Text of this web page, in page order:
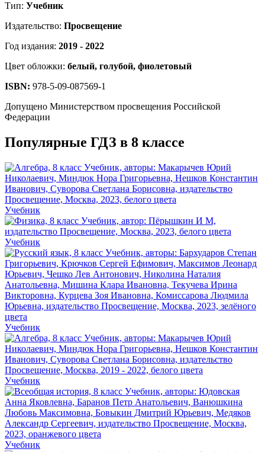
Тип: Учебник
Издательство: Просвещение
Год издания: 2019 - 2022
Цвет обложки: белый, голубой, фиолетовый
ISBN: 978-5-09-087569-1
Допущено Министерством просвещения Российской
Федерации
Популярные ГДЗ в 8 классе
Учебник
Учебник
Учебник
Учебник
Учебник